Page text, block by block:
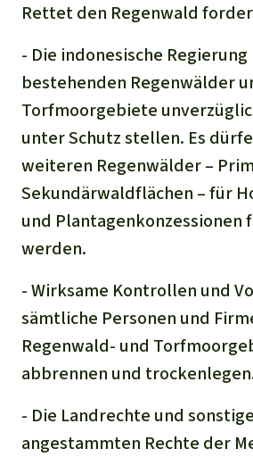
Rettet den Regenwald
- Die indonesische Regierung
bestehenden Regenwälder
Torfmoorgebiete
unter Schutz stellen. Es
weiteren Regenwälder –
Sekundärwaldflächen – für
und Plantagenkonzessionen
werden.
- Wirksame Kontrollen und
sämtliche Personen und
Regenwald- und
abbrennen und
- Die Landrechte und
angestammten Rechte der